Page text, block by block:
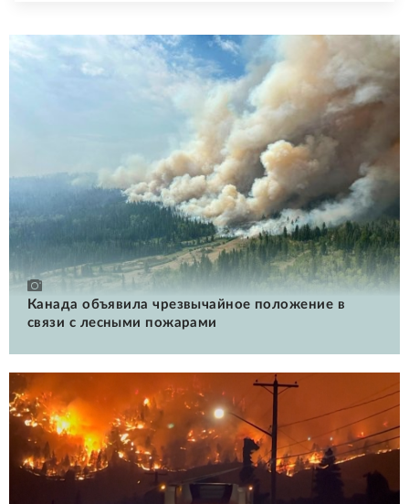
Канада объявила чрезвычайное положение в
связи с лесными пожарами